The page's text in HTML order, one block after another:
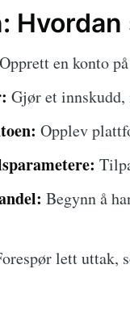
Opprett en konto på
Gjør et innskudd,
Opplev
Begynn å
lett uttak,